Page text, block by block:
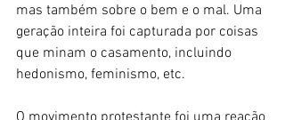
mas também sobre o bem e o mal. Uma
geração inteira foi capturada por coisas
que minam o casamento, incluindo
hedonismo, feminismo, etc.